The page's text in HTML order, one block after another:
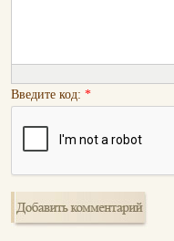
Введите код: *